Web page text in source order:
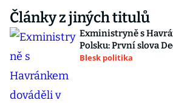
Články z jiných titulů
Exministryně s
Polsku: První slova
Blesk politika